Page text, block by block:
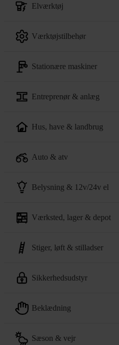
elværktøj
værktøjstilbehør
stationære maskiner
entreprenør & anlæg
hus, have & landbrug
auto & atv
belysning & 12v/24v el
værksted, lager & depot
stiger, løft & stilladser
sikkerhedsudstyr
beklædning
sæson & vejr